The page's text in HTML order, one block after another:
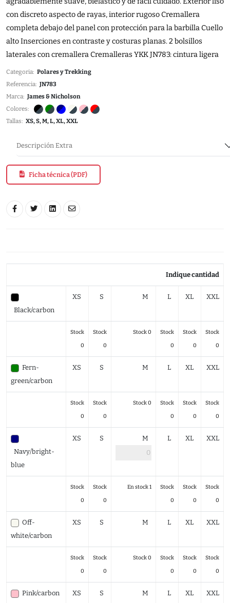
con discreto aspecto de rayas, interior rugoso Cremallera
completa debajo del panel con protección para la barbilla Cuello
alto Inserciones en contraste y costuras planas. 2 bolsillos
laterales con cremallera Cremalleras YKK JN783: cintura ligera
Categoria: Polares y Trekking
Referencia: JN783
Marca: James & Nicholson
Colores:
Tallas: XS, S, M, L, XL, XXL
Descripción Extra
Ficha técnica (PDF)
Indique cantidad
Black/carbon
XS S M L XL XXL
Stock
0
Stock
0
Stock 0
Stock
0
Stock
0
Stock
0
Fern-
green/carbon
XS S M L XL XXL
Stock
0
Stock
0
Stock 0
Stock
0
Stock
0
Stock
0
Navy/bright-
blue
XS S M L XL XXL
Stock
0
Stock
0
En stock 1
Stock
0
Stock
0
Stock
0
Off-
white/carbon
XS S M L XL XXL
Stock
0
Stock
0
Stock 0
Stock
0
Stock
0
Stock
0
Pink/carbon XS S M L XL XXL